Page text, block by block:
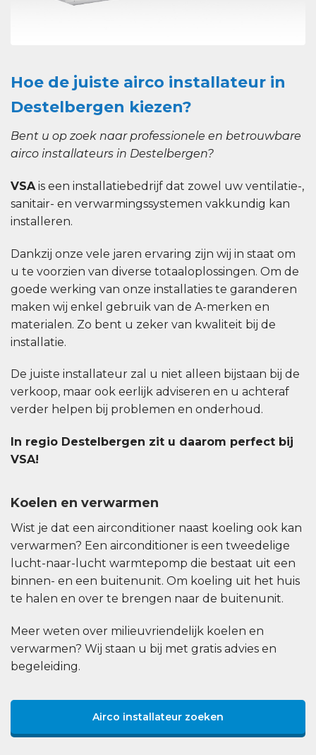
Hoe de juiste airco installateur in
Destelbergen kiezen?
Bent u op zoek naar professionele en betrouwbare
airco installateurs in Destelbergen?
VSAis een installatiebedrijf dat zowel uw ventilatie-,
sanitair- en verwarmingssystemen vakkundig kan
installeren.
Dankzij onze vele jaren ervaring zijn wij in staat om
u te voorzien van diverse totaaloplossingen. Om de
goede werking van onze installaties te garanderen
maken wij enkel gebruik van de A-merken en
materialen. Zo bent u zeker van kwaliteit bij de
installatie.
De juiste installateur zal u niet alleen bijstaan bij de
verkoop, maar ook eerlijk adviseren en u achteraf
verder helpen bij problemen en onderhoud.
In regio Destelbergen zit u daarom perfect bij
VSA!
Koelen en verwarmen
Wist je dat een airconditioner naast koeling ook kan
verwarmen? Een airconditioner is een tweedelige
lucht-naar-lucht warmtepomp die bestaat uit een
binnen- en een buitenunit. Om koeling uit het huis
te halen en over te brengen naar de buitenunit.
Meer weten over milieuvriendelijk koelen en
verwarmen? Wij staan u bij met gratis advies en
begeleiding.
Airco installateur zoeken